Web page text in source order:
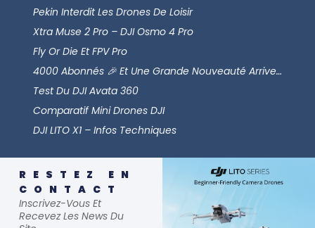
Pekin Interdit Les Drones De Loisir
Xtra Muse 2 Pro – DJI Osmo 4 Pro
Fly Or Die Et FPV Pro
4000 Abonnés 🎉 Et Une Grande Nouveauté Arrive…
Test Du DJI Avata 360
Comparatif Mini Drones DJI
DJI LITO X1 – Infos Techniques
RESTEZ EN
CONTACT
Inscrivez-Vous Et
Recevez Les News Du